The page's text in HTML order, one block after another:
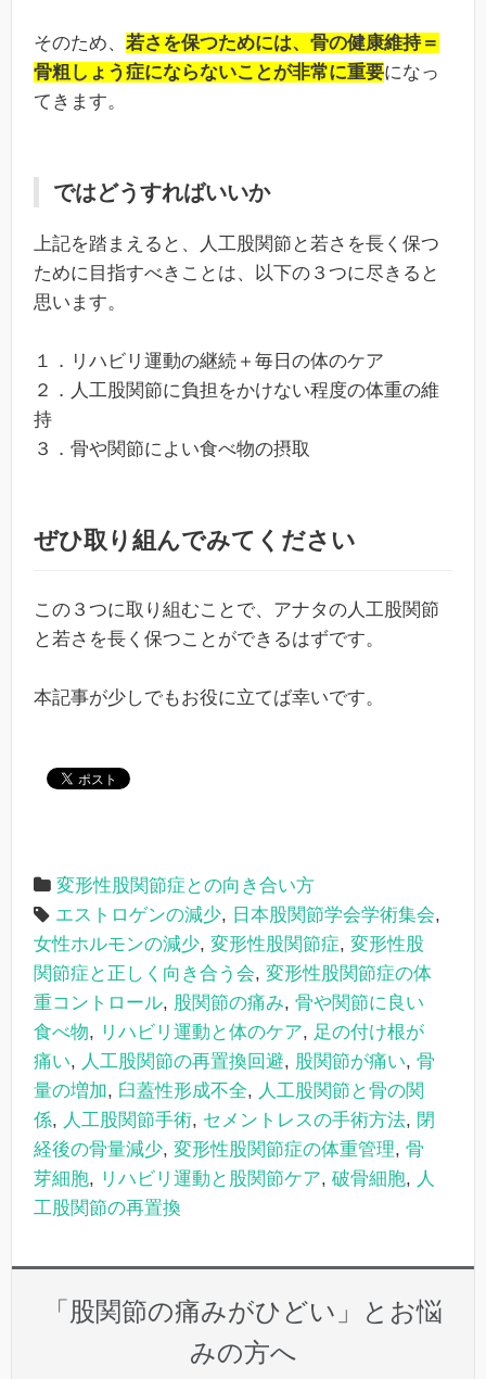
そのため、 若さを保つためには、骨の健康維持＝
骨粗しょう症にならないことが非常に重要になっ
てきます。
ではどうすればいいか
上記を踏まえると、人工股関節と若さを長く保つ
ために目指すべきことは、以下の３つに尽きると
思います。
１．リハビリ運動の継続＋毎日の体のケア
２．人工股関節に負担をかけない程度の体重の維
持
３．骨や関節によい食べ物の摂取
ぜひ取り組んでみてください
この３つに取り組むことで、アナタの人工股関節
と若さを長く保つことができるはずです。
本記事が少しでもお役に立てば幸いです。
変形性股関節症との向き合い方
エストロゲンの減少, 日本股関節学会学術集会,
女性ホルモンの減少, 変形性股関節症, 変形性股
関節症と正しく向き合う会, 変形性股関節症の体
重コントロール, 股関節の痛み, 骨や関節に良い
食べ物, リハビリ運動と体のケア, 足の付け根が
痛い, 人工股関節の再置換回避, 股関節が痛い, 骨
量の増加, 臼蓋性形成不全, 人工股関節と骨の関
係, 人工股関節手術, セメントレスの手術方法, 閉
経後の骨量減少, 変形性股関節症の体重管理, 骨
芽細胞, リハビリ運動と股関節ケア, 破骨細胞, 人
工股関節の再置換
「股関節の痛みがひどい」とお悩
みの方へ